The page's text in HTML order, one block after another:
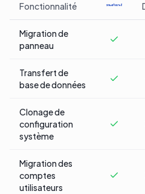
Fonctionnalité
Migration de
panneau
Transfert de
base de données
Clonage de
configuration
système
Migration des
comptes
utilisateurs